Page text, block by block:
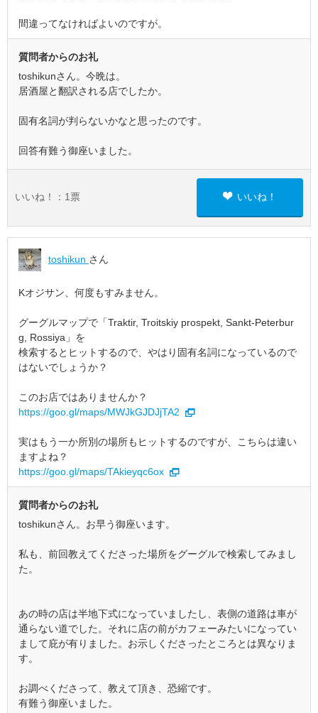
間違ってなければよいのですが。
質問者からのお礼
toshikunさん。今晩は。
居酒屋と翻訳される店でしたか。
固有名詞が判らないかなと思ったのです。
回答有難う御座いました。
いいね！： 1 票 いいね！
toshikun さん
Kオジサン、何度もすみません。
グーグルマップで「Traktir, Troitskiy prospekt, Sankt-Peterbur
g, Rossiya」を
検索するとヒットするので、やはり固有名詞になっているので
はないでしょうか？
このお店ではありませんか？
https://goo.gl/maps/MWJkGJDJjTA2
実はもう一か所別の場所もヒットするのですが、こちらは違い
ますよね？
https://goo.gl/maps/TAkieyqc6ox
質問者からのお礼
toshikunさん。お早う御座います。
私も、前回教えてくださった場所をグーグルで検索してみまし
た。
あの時の店は半地下式になっていましたし、表側の道路は車が
通らない道でした。それに店の前がカフェーみたいになってい
まして庇が有りました。お示しくださったところとは異なりま
す。
お調べくださって、教えて頂き、恐縮です。
有難う御座いました。